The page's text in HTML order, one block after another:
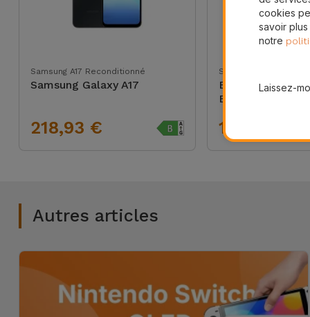
Samsung A17 Reconditionné
Samsung Galaxy A17
218,93 €
Stockage
Boîtier pour
Externe SSD
19,95 €
Autres articles
cookies
savoir
notre
Laissez-